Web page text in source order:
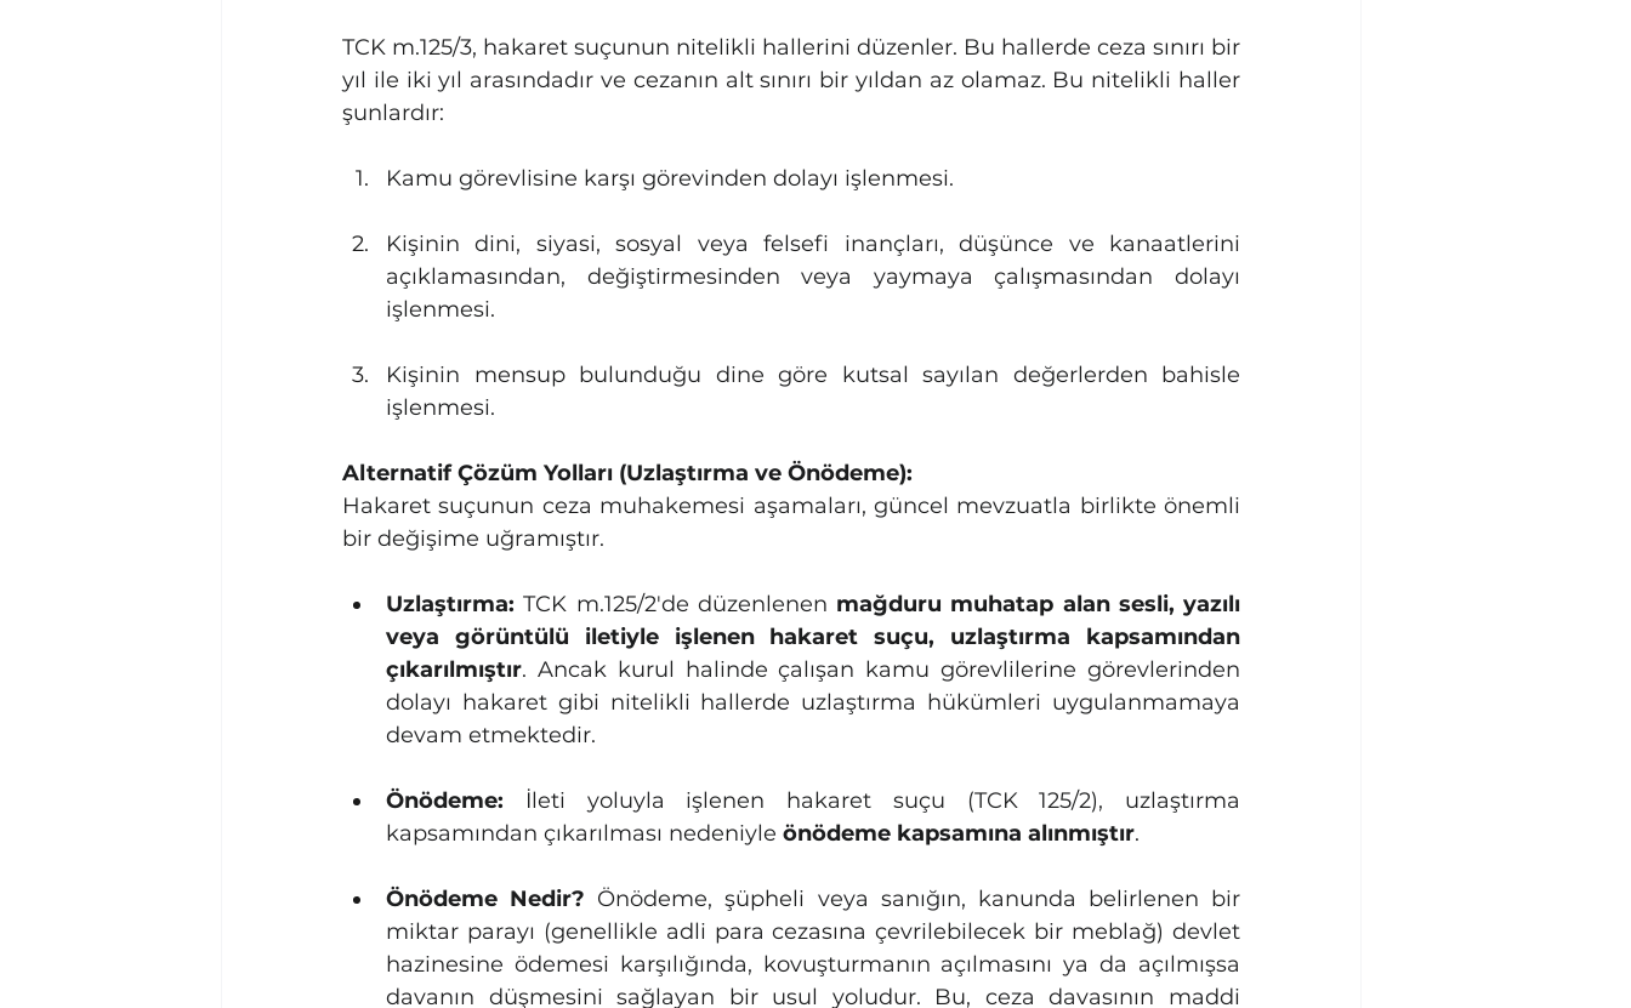
TCK m.125/3, hakaret suçunun nitelikli hallerini düzenler. Bu hallerde ceza sınırı bir
yıl ile iki yıl arasındadır ve cezanın alt sınırı bir yıldan az olamaz. Bu nitelikli haller
şunlardır:
Kamu görevlisine karşı görevinden dolayı işlenmesi.
Kişinin dini, siyasi, sosyal veya felsefi inançları, düşünce ve kanaatlerini
açıklamasından, değiştirmesinden veya yaymaya çalışmasından dolayı
işlenmesi.
Kişinin mensup bulunduğu dine göre kutsal sayılan değerlerden bahisle
işlenmesi.
Alternatif Çözüm Yolları (Uzlaştırma ve Önödeme):
Hakaret suçunun ceza muhakemesi aşamaları, güncel mevzuatla birlikte önemli
bir değişime uğramıştır.
Uzlaştırma: TCK m.125/2'de düzenlenen mağduru muhatap alan sesli, yazılı
veya görüntülü iletiyle işlenen hakaret suçu, uzlaştırma kapsamından
çıkarılmıştır. Ancak kurul halinde çalışan kamu görevlilerine görevlerinden
dolayı hakaret gibi nitelikli hallerde uzlaştırma hükümleri uygulanmamaya
devam etmektedir.
Önödeme: İleti yoluyla işlenen hakaret suçu (TCK 125/2), uzlaştırma
kapsamından çıkarılması nedeniyle önödeme kapsamına alınmıştır.
Önödeme Nedir? Önödeme, şüpheli veya sanığın, kanunda belirlenen bir
miktar parayı (genellikle adli para cezasına çevrilebilecek bir meblağ) devlet
hazinesine ödemesi karşılığında, kovuşturmanın açılmasını ya da açılmışsa
davanın düşmesini sağlayan bir usul yoludur. Bu, ceza davasının maddi